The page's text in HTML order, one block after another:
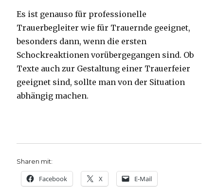
Es ist genauso für professionelle
Trauerbegleiter wie für Trauernde geeignet,
besonders dann, wenn die ersten
Schockreaktionen vorübergegangen sind. Ob
Texte auch zur Gestaltung einer Trauerfeier
geeignet sind, sollte man von der Situation
abhängig machen.
Sharen mit:
Facebook X E-Mail